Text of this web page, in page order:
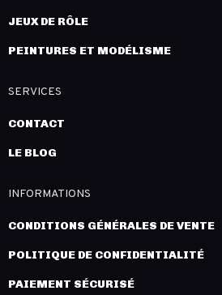
JEUX DE RÔLE
PEINTURES ET MODÉLISME
SERVICES
CONTACT
LE BLOG
INFORMATIONS
CONDITIONS GÉNÉRALES DE VENTE
POLITIQUE DE CONFIDENTIALITÉ
PAIEMENT SÉCURISÉ